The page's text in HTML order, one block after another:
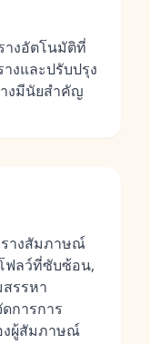
างอัตโนมัติที่
งและปรับปรุง
งมีนัยสำคัญ
รางสัมภาษณ์
ฟลว์ที่ซับซ้อน,
รรหา
การการ
งผู้สัมภาษณ์